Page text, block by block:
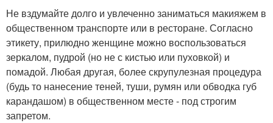
Не вздумайте долго и увлеченно заниматься макияжем в
общественном транспорте или в ресторане. Согласно
этикету, прилюдно женщине можно воспользоваться
зеркалом, пудрой (но не с кистью или пуховкой) и
помадой. Любая другая, более скрупулезная процедура
(будь то нанесение теней, туши, румян или обводка губ
карандашом) в общественном месте - под строгим
запретом.